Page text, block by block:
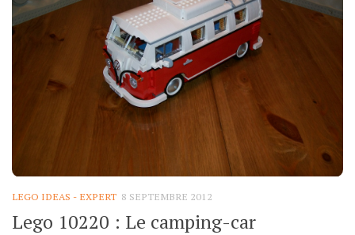
LEGO IDEAS - EXPERT 8 SEPTEMBRE 2012
Lego 10220 : Le camping-car